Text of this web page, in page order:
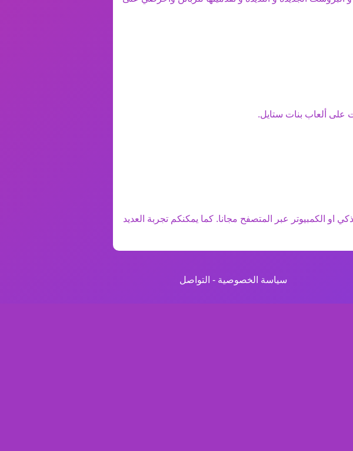
على ألعاب بنات ستايل.
او الكمبيوتر عبر المتصفح مجانا. كما يمكنكم تجربة العديد
سياسة الخصوصية - التواصل